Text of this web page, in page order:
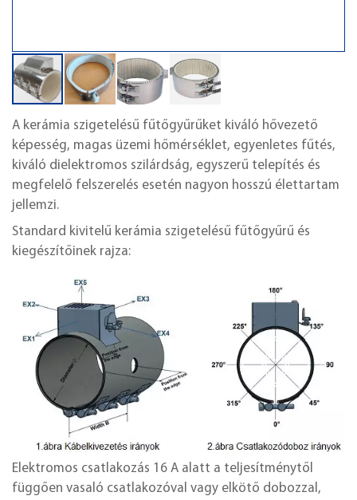
A kerámia szigetelésű fűtőgyűrűket kiváló hővezető
képesség, magas üzemi hőmérséklet, egyenletes fűtés,
kiváló dielektromos szilárdság, egyszerű telepítés és
megfelelő felszerelés esetén nagyon hosszú élettartam
jellemzi.
Standard kivitelű kerámia szigetelésű fűtőgyűrű és
kiegészítőinek rajza:
Elektromos csatlakozás 16 A alatt a teljesítménytől
függően vasaló csatlakozóval vagy elkötő dobozzal,